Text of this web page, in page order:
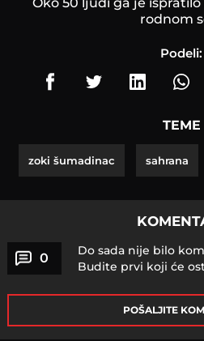
rodnom
Podeli:
TEME
zoki šumadinac sahrana
0
Do sada nije bilo
Budite prvi koji će
POŠALJITE